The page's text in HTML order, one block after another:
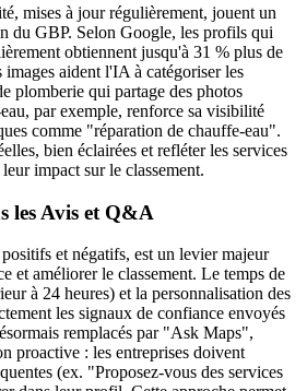
mises à jour régulièrement, jouent un
du GBP. Selon Google, les profils qui
obtiennent jusqu'à 31 % plus de
aident l'IA à catégoriser les
plomberie qui partage des photos
par exemple, renforce sa visibilité
comme "réparation de chauffe-eau".
bien éclairées et refléter les services
impact sur le classement.
les Avis et Q&A
et négatifs, est un levier majeur
et améliorer le classement. Le temps de
à 24 heures) et la personnalisation des
les signaux de confiance envoyés
remplacés par "Ask Maps",
proactive : les entreprises doivent
(ex. "Proposez-vous des services